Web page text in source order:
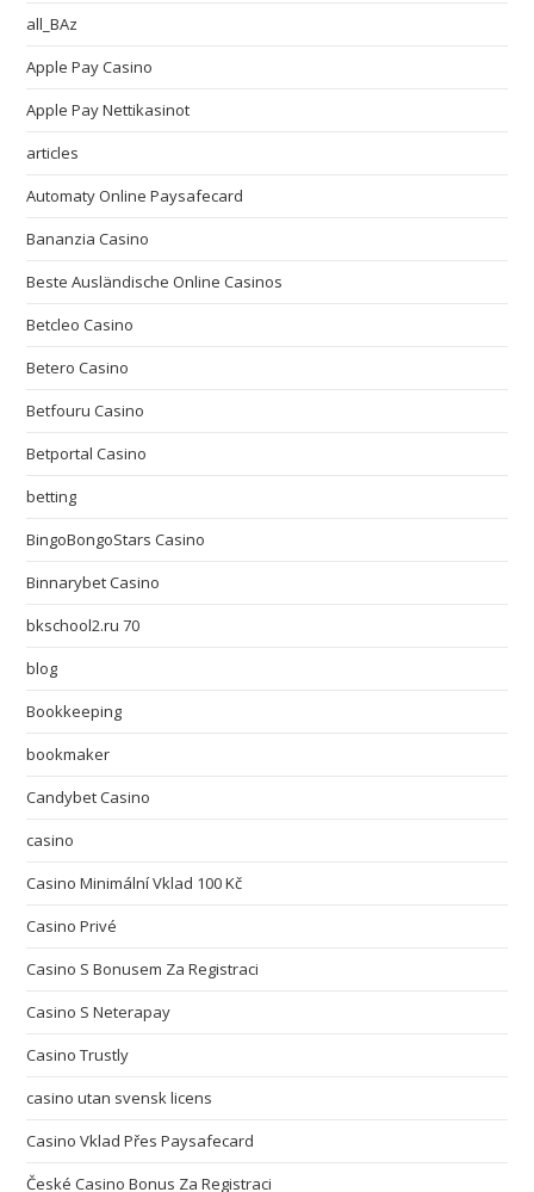
all_BAz
Apple Pay Casino
Apple Pay Nettikasinot
articles
Automaty Online Paysafecard
Bananzia Casino
Beste Ausländische Online Casinos
Betcleo Casino
Betero Casino
Betfouru Casino
Betportal Casino
betting
BingoBongoStars Casino
Binnarybet Casino
bkschool2.ru 70
blog
Bookkeeping
bookmaker
Candybet Casino
casino
Casino Minimální Vklad 100 Kč
Casino Privé
Casino S Bonusem Za Registraci
Casino S Neterapay
Casino Trustly
casino utan svensk licens
Casino Vklad Přes Paysafecard
České Casino Bonus Za Registraci